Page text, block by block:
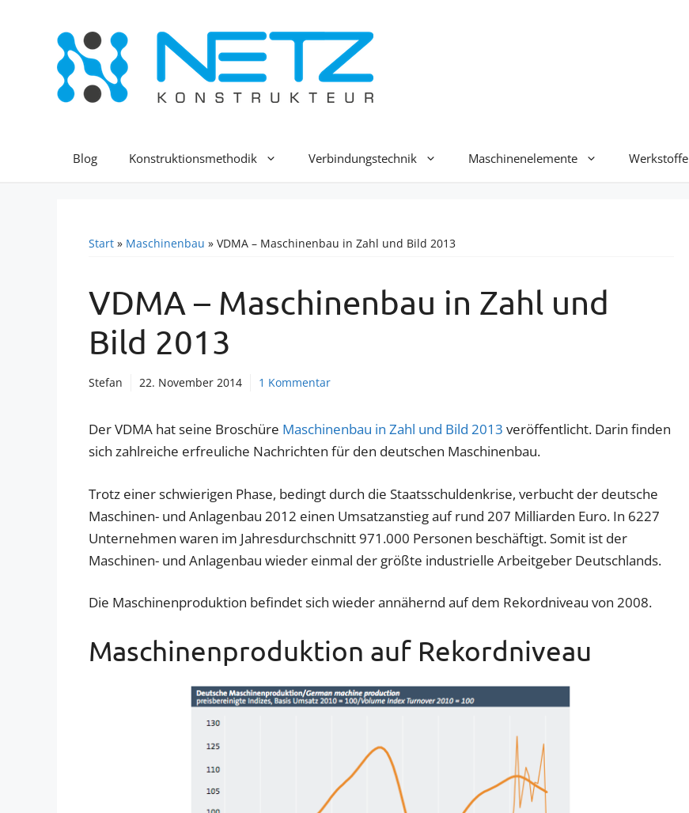
Blog Konstruktionsmethodik Verbindungstechnik Maschinenelemente Werkstoffe
Start » Maschinenbau » VDMA – Maschinenbau in Zahl und Bild 2013
VDMA – Maschinenbau in Zahl und
Bild 2013
Stefan 22. November 2014 1 Kommentar
Der VDMA hat seine Broschüre Maschinenbau in Zahl und Bild 2013 veröffentlicht. Darin finden
sich zahlreiche erfreuliche Nachrichten für den deutschen Maschinenbau.
Trotz einer schwierigen Phase, bedingt durch die Staatsschuldenkrise, verbucht der deutsche
Maschinen- und Anlagenbau 2012 einen Umsatzanstieg auf rund 207 Milliarden Euro. In 6227
Unternehmen waren im Jahresdurchschnitt 971.000 Personen beschäftigt. Somit ist der
Maschinen- und Anlagenbau wieder einmal der größte industrielle Arbeitgeber Deutschlands.
Die Maschinenproduktion befindet sich wieder annähernd auf dem Rekordniveau von 2008.
Maschinenproduktion auf Rekordniveau